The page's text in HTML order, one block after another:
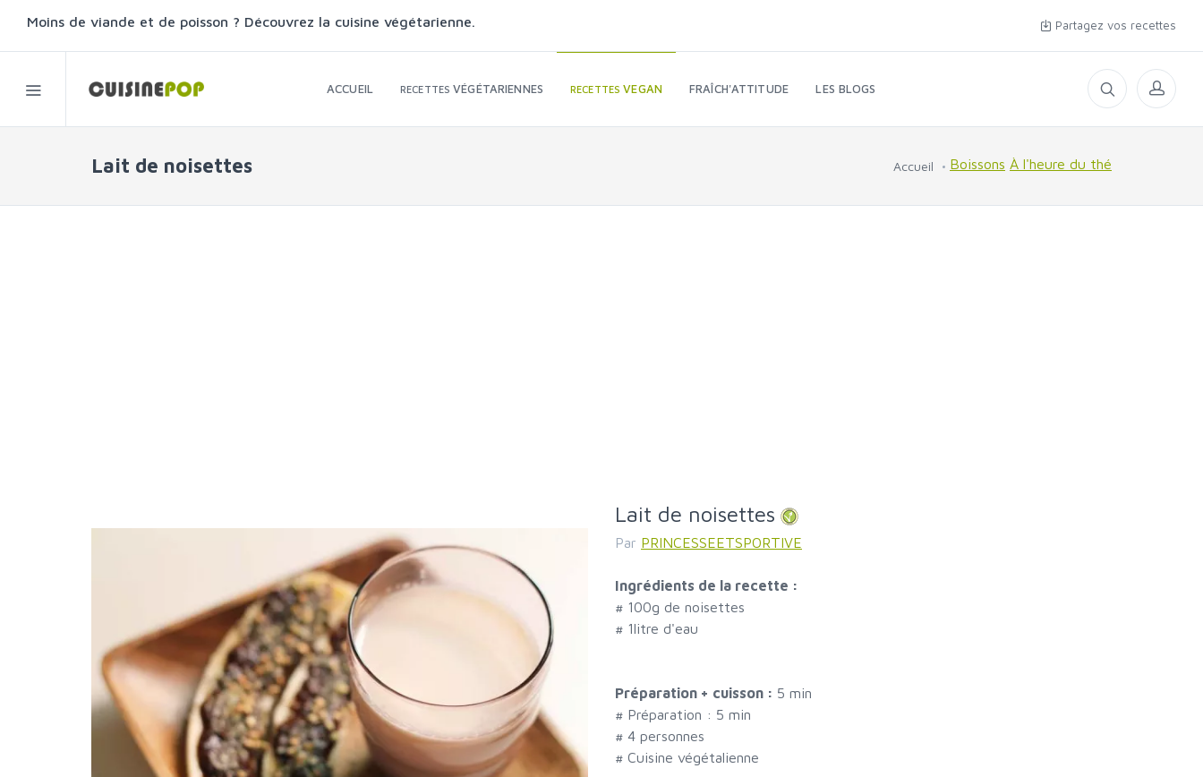
Moins de viande et de poisson ? Découvrez la cuisine végétarienne. Partagez vos recettes
ACCUEIL RECETTESVÉGÉTARIENNES RECETTESVEGAN FRAÎCH'ATTITUDE LES BLOGS
Lait de noisettes Accueil Boissons À l'heure du thé
Lait de noisettes
Par PRINCESSEETSPORTIVE
Ingrédients de la recette :
# 100g de noisettes
# 1litre d'eau
Préparation + cuisson : 5 min
# Préparation : 5 min
# 4 personnes
# Cuisine végétalienne